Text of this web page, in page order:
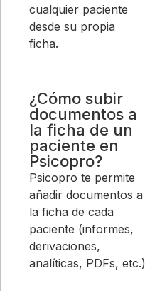
cualquier paciente
desde su propia
ficha.
¿Cómo subir
documentos a
la ficha de un
paciente en
Psicopro?
Psicopro te permite
añadir documentos a
la ficha de cada
paciente (informes,
derivaciones,
analíticas, PDFs, etc.)